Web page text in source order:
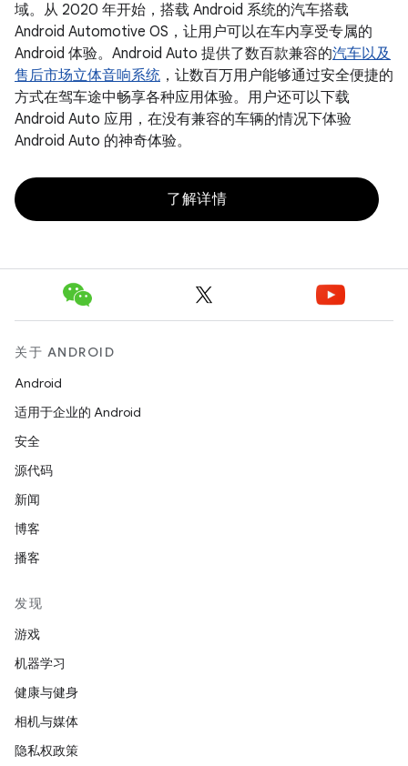
域。从 2020 年开始，搭载 Android 系统的汽车搭载
Android Automotive OS，让用户可以在车内享受专属的
Android 体验。Android Auto 提供了数百款兼容的汽车以及
售后市场立体音响系统 ，让数百万用户能够通过安全便捷的
方式在驾车途中畅享各种应用体验。用户还可以下载
Android Auto 应用，在没有兼容的车辆的情况下体验
Android Auto 的神奇体验。
了解详情
关于 ANDROID
Android
适用于企业的 Android
安全
源代码
新闻
博客
播客
发现
游戏
机器学习
健康与健身
相机与媒体
隐私权政策